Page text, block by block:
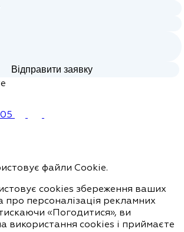
файли Cookie.
cookies збереження ваших
про персоналізація рекламних
«Погодитися», ви
використання cookies і приймаєте